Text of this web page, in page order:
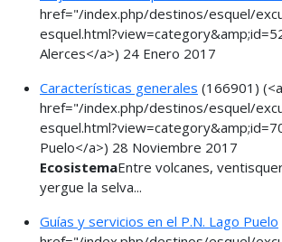
href="/index.php/destinos/esquel/
Alerces</a>) 24 Enero 2017
Características generales (166901) (<a
href="/index.php/destinos/esquel/
Puelo</a>) 28 Noviembre 2017
EcosistemaEntre volcanes,
yergue la selva...
Guías y servicios en el P.N. Lago Puelo